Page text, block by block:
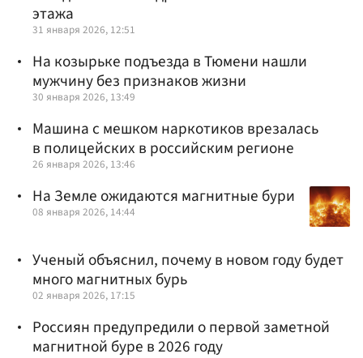
этажа
31 января 2026, 12:51
На козырьке подъезда в Тюмени нашли
мужчину без признаков жизни
30 января 2026, 13:49
Машина с мешком наркотиков врезалась
в полицейских в российским регионе
26 января 2026, 13:46
На Земле ожидаются магнитные бури
08 января 2026, 14:44
Ученый объяснил, почему в новом году будет
много магнитных бурь
02 января 2026, 17:15
Россиян предупредили о первой заметной
магнитной буре в 2026 году